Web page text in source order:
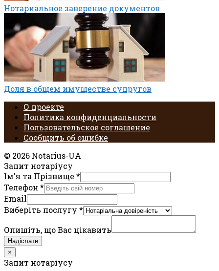
Нотариальное заверение документов
Доля в общем имуществе супругов
О проекте
Политика конфиденциальности
Пользовательское соглашение
Сообщить об ошибке
© 2026 Notarius-UA
Запит нотаріусу
Ім'я та Прізвище *
Телефон *
Email
Виберіть послугу *
Опишіть, що Вас цікавить
Надіслати
×
Запит нотаріусу